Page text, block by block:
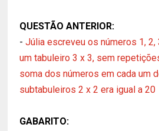
QUESTÃO ANTERIOR:
-Júlia escreveu os números 1, 2,
um tabuleiro 3 x 3, sem
soma dos números em cada um
subtabuleiros 2 x 2 era igual a 20
GABARITO: